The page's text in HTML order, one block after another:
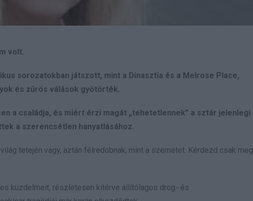
volt.
sorozatokban játszott, mint a Dinasztia és a Melrose Place,
és zűrös válások gyötörték.
a családja, és miért érzi magát „tehetetlennek” a sztár jelenlegi
a szerencsétlen hanyatlásához.
tetején vagy, aztán félredobnak, mint a szemetet. Kérdezd csak meg
küzdelmeit, részletesen kitérve állítólagos drog- és